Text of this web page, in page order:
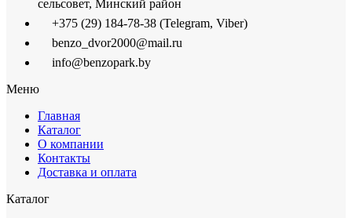
сельсовет, Минский район
+375 (29) 184-78-38 (Telegram, Viber)
benzo_dvor2000@mail.ru
info@benzopark.by
Меню
Главная
Каталог
О компании
Контакты
Доставка и оплата
Каталог